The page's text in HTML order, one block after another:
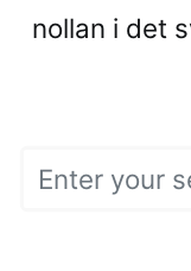
nollan i det